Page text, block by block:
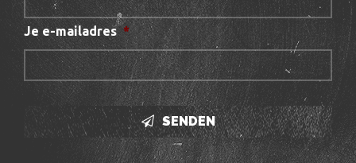
Je e-mailadres *
SENDEN